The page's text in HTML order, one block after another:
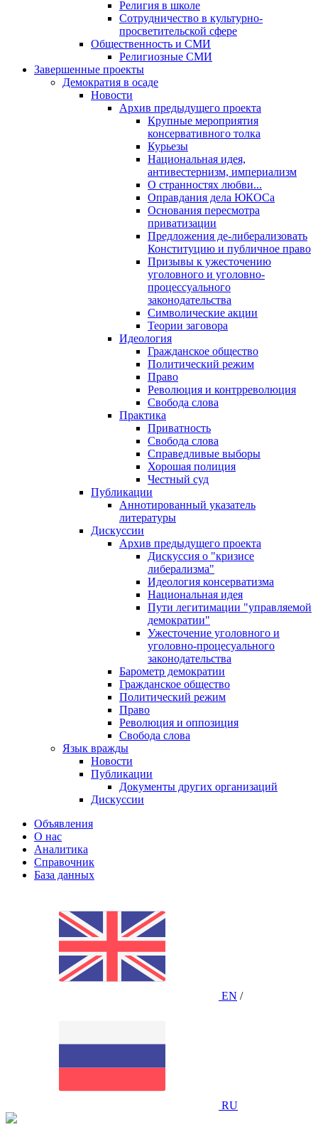
Религия в школе
Сотрудничество в культурно-
просветительской сфере
Общественность и СМИ
Религиозные СМИ
Завершенные проекты
Демократия в осаде
Новости
Архив предыдущего проекта
Крупные мероприятия
консервативного толка
Курьезы
Национальная идея,
антивестернизм, империализм
О странностях любви...
Оправдания дела ЮКОСа
Основания пересмотра
приватизации
Предложения де-либерализовать
Конституцию и публичное право
Призывы к ужесточению
уголовного и уголовно-
процессуального
законодательства
Символические акции
Теории заговора
Идеология
Гражданское общество
Политический режим
Право
Революция и контрреволюция
Свобода слова
Практика
Приватность
Свобода слова
Справедливые выборы
Хорошая полиция
Честный суд
Публикации
Аннотированный указатель
литературы
Дискуссии
Архив предыдущего проекта
Дискуссия о "кризисе
либерализма"
Идеология консерватизма
Национальная идея
Пути легитимации "управляемой
демократии"
Ужесточение уголовного и
уголовно-процесуального
законодательства
Барометр демократии
Гражданское общество
Политический режим
Право
Революция и оппозиция
Свобода слова
Язык вражды
Новости
Публикации
Документы других организаций
Дискуссии
Объявления
О нас
Аналитика
Справочник
База данных
EN /
RU